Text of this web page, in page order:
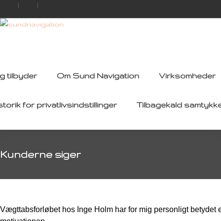
tilbyder Om Sund Navigation Virksomheder
for privatlivsindstillinger Tilbagekald
Kunderne siger
Vægttabsforløbet hos Inge Holm har for mig personligt betydet